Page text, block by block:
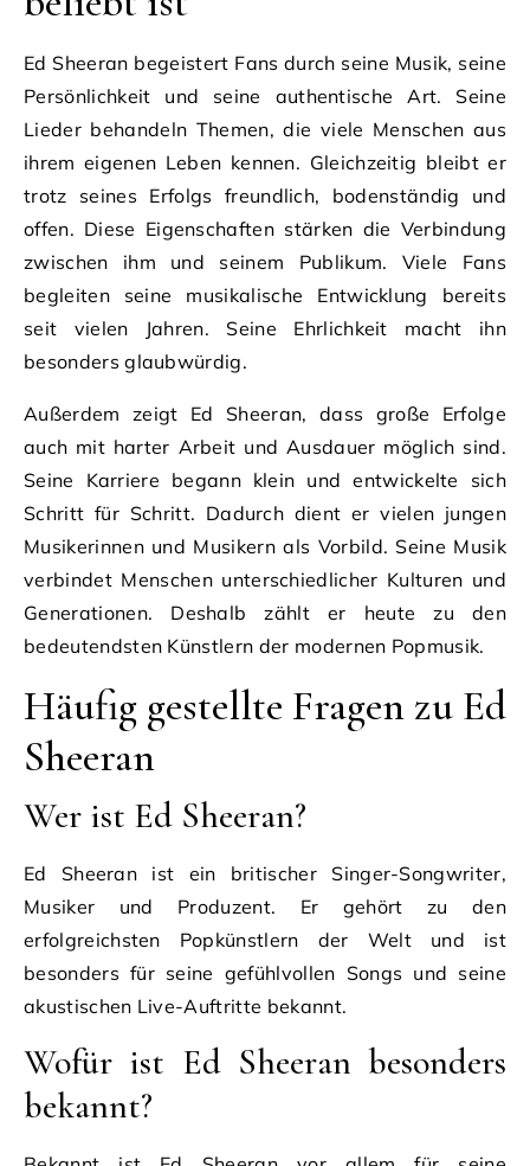
Ed Sheeran begeistert Fans durch seine Musik, seine
Persönlichkeit und seine authentische Art. Seine
Lieder behandeln Themen, die viele Menschen aus
ihrem eigenen Leben kennen. Gleichzeitig bleibt er
trotz seines Erfolgs freundlich, bodenständig und
offen. Diese Eigenschaften stärken die Verbindung
zwischen ihm und seinem Publikum. Viele Fans
begleiten seine musikalische Entwicklung bereits
seit vielen Jahren. Seine Ehrlichkeit macht ihn
besonders glaubwürdig.
Außerdem zeigt Ed Sheeran, dass große Erfolge
auch mit harter Arbeit und Ausdauer möglich sind.
Seine Karriere begann klein und entwickelte sich
Schritt für Schritt. Dadurch dient er vielen jungen
Musikerinnen und Musikern als Vorbild. Seine Musik
verbindet Menschen unterschiedlicher Kulturen und
Generationen. Deshalb zählt er heute zu den
bedeutendsten Künstlern der modernen Popmusik.
Häufig gestellte Fragen zu Ed
Sheeran
Wer ist Ed Sheeran?
Ed Sheeran ist ein britischer Singer-Songwriter,
Musiker und Produzent. Er gehört zu den
erfolgreichsten Popkünstlern der Welt und ist
besonders für seine gefühlvollen Songs und seine
akustischen Live-Auftritte bekannt.
Wofür ist Ed Sheeran besonders
bekannt?